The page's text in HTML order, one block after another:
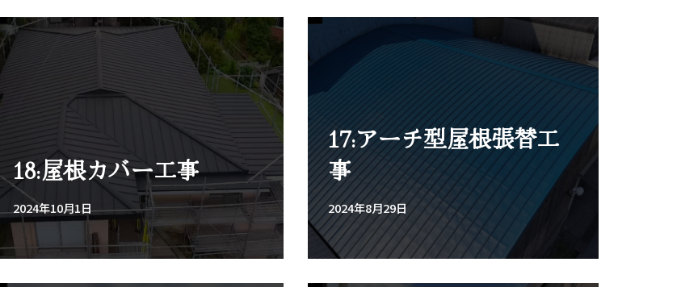
18:屋根カバー工事
2024年10月1日
17:アーチ型屋根張替工
事
2024年8月29日